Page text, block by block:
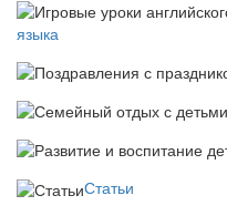
языка
Статьи